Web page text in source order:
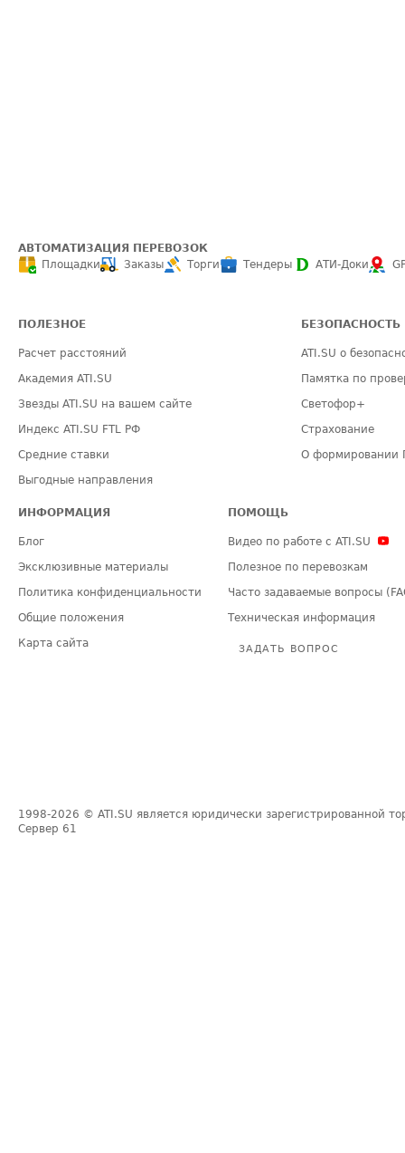
АВТОМАТИЗАЦИЯ ПЕРЕВОЗОК
Площадки
Заказы Торги Тендеры АТИ-Доки
ПОЛЕЗНОЕ
Расчет расстояний
Академия ATI.SU
Звезды ATI.SU на вашем сайте
Индекс ATI.SU FTL РФ
Средние ставки
Выгодные направления
БЕЗОПАСНОСТЬ
ATI.SU о
Памятка по
Светофор+
Страхование
О формировании
ИНФОРМАЦИЯ
Блог
Эксклюзивные материалы
Политика конфиденциальности
Общие положения
Карта сайта
ПОМОЩЬ
Видео по работе с ATI.SU
Полезное по перевозкам
Часто задаваемые вопросы
Техническая информация
ЗАДАТЬ ВОПРОС
1998-2026 © ATI.SU является юридически зарегистрированной
Сервер 61